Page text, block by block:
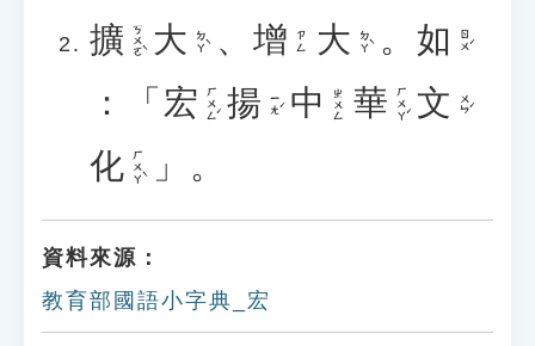
擴 ㄎㄨㄛˋ 大 ㄉㄚˋ 、 增 ㄗㄥ 大 ㄉㄚˋ 。 如 ㄖㄨˊ
：「 宏 ㄏㄨㄥˊ 揚 ㄧㄤˊ 中 ㄓㄨㄥ 華 ㄏㄨㄚˊ 文 ㄨㄣˊ
化 ㄏㄨㄚˋ 」。
資料來源：
教育部國語小字典_宏